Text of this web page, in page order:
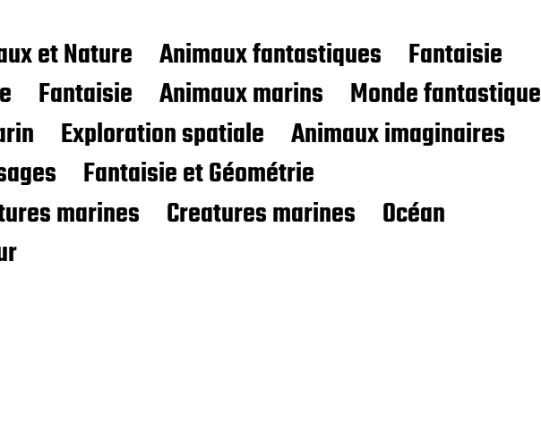
et Nature Animaux fantastiques
Fantaisie
Fantaisie Animaux marins
Monde fantastique
Exploration spatiale
Animaux imaginaires
Fantaisie et Géométrie
marines
Creatures marines
Océan